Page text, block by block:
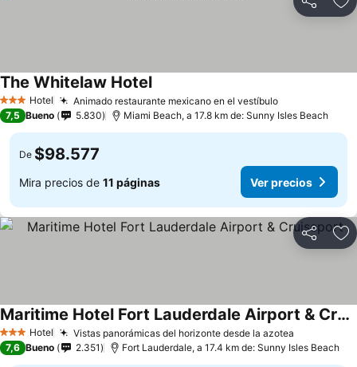
Compartir
3 Estrellas
Hotel Animado restaurante mexicano en el vestíbulo
The Whitelaw Hotel
7,5 Bueno 5.830 Miami Beach, a 17.8 km de: Sunny Isles Beach
De $98.577
Mira precios de 11 páginas Ver precios
Compartir
3 Estrellas
Hotel Vistas panorámicas del horizonte desde la azotea
Maritime Hotel Fort Lauderdale Airport & Cruiseport
7,6 Bueno 2.351 Fort Lauderdale, a 17.4 km de: Sunny Isles Beach